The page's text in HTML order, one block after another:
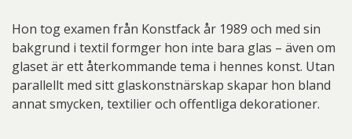
Hon tog examen från Konstfack år 1989 och med sin
bakgrund i textil formger hon inte bara glas – även om
glaset är ett återkommande tema i hennes konst. Utan
parallellt med sitt glaskonstnärskap skapar hon bland
annat smycken, textilier och offentliga dekorationer.